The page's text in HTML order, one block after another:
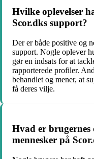
Hvilke oplevelser
Scor.dks support?
Der er både positive og
support. Nogle oplever
gør en indsats for at
rapporterede profiler.
behandlet og mener, at
få deres vilje.
Hvad er
mennesker på